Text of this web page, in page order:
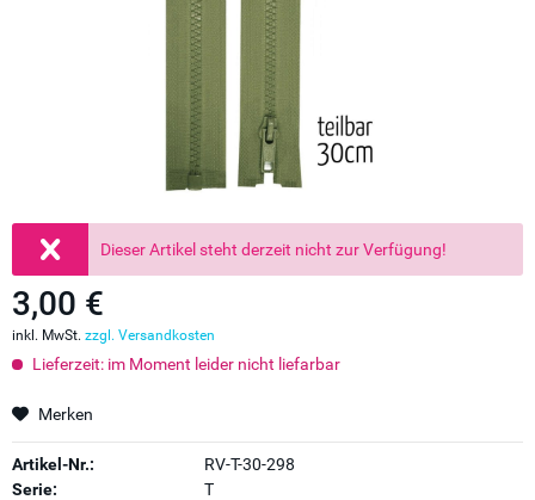
Dieser Artikel steht derzeit nicht zur Verfügung!
3,00 €
inkl. MwSt. zzgl. Versandkosten
Lieferzeit: im Moment leider nicht liefarbar
Merken
Artikel-Nr.:
RV-T-30-298
Serie:
T